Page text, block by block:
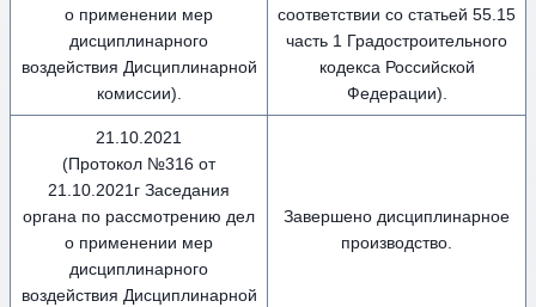
о применении мер
дисциплинарного
воздействия Дисциплинарной
комиссии).
соответствии со статьей 55.15
часть 1 Градостроительного
кодекса Российской
Федерации).
21.10.2021
(Протокол №316 от
21.10.2021г Заседания
органа по рассмотрению дел
о применении мер
дисциплинарного
воздействия Дисциплинарной
Завершено дисциплинарное
производство.